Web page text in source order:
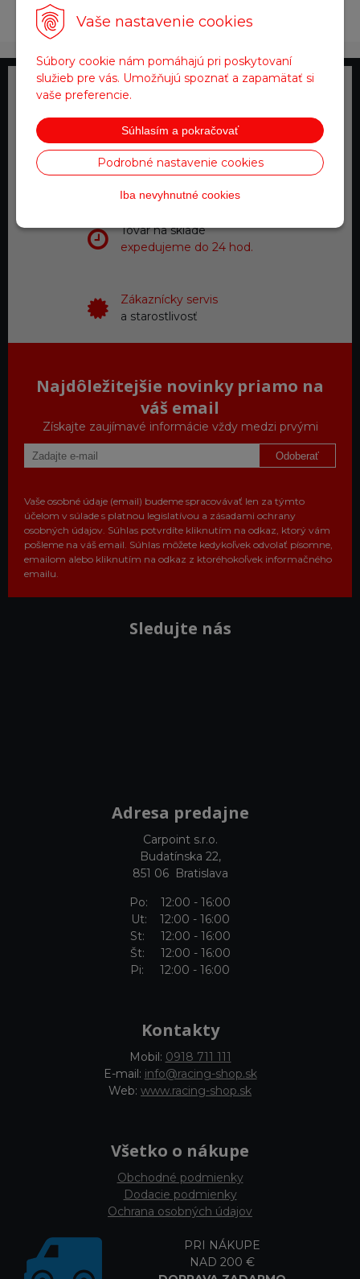
Vaše nastavenie cookies
Súbory cookie nám pomáhajú pri poskytovaní
služieb pre vás. Umožňujú spoznať a zapamätať si
vaše preferencie.
Súhlasím a pokračovať
Podrobné nastavenie cookies
Iba nevyhnutné cookies
Telefonické objednávky
Doprava zadarmo
pre objednávky nad 200 €
Tovar na sklade
expedujeme do 24 hod.
Zákaznícky servis
a starostlivosť
Najdôležitejšie novinky priamo na
váš email
Získajte zaujímavé informácie vždy medzi prvými
Odoberať
Vaše osobné údaje (email) budeme spracovávať len za týmto
účelom v súlade s platnou legislatívou a zásadami ochrany
osobných údajov. Súhlas potvrdíte kliknutím na odkaz, ktorý vám
pošleme na váš email. Súhlas môžete kedykoľvek odvolať písomne,
emailom alebo kliknutím na odkaz z ktoréhokoľvek informačného
emailu.
Sledujte nás
Adresa predajne
Carpoint s.r.o.
Budatínska 22,
851 06 Bratislava
Po: 12:00 - 16:00
Ut: 12:00 - 16:00
St: 12:00 - 16:00
Št: 12:00 - 16:00
Pi: 12:00 - 16:00
Kontakty
Mobil: 0918 711 111
E-mail: info@racing-shop.sk
Web: www.racing-shop.sk
Všetko o nákupe
Obchodné podmienky
Dodacie podmienky
Ochrana osobných údajov
PRI NÁKUPE
NAD 200 €